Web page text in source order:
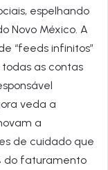
espelhando
Novo México. A
“feeds infinitos”
as contas
veda a
a
de cuidado que
do faturamento